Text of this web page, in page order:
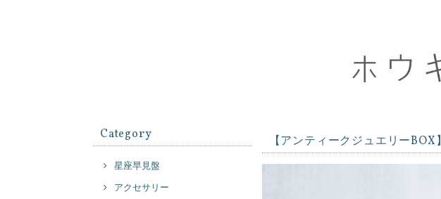
Category
星座早見盤
アクセサリー
【アンティークジュエリーBOX】